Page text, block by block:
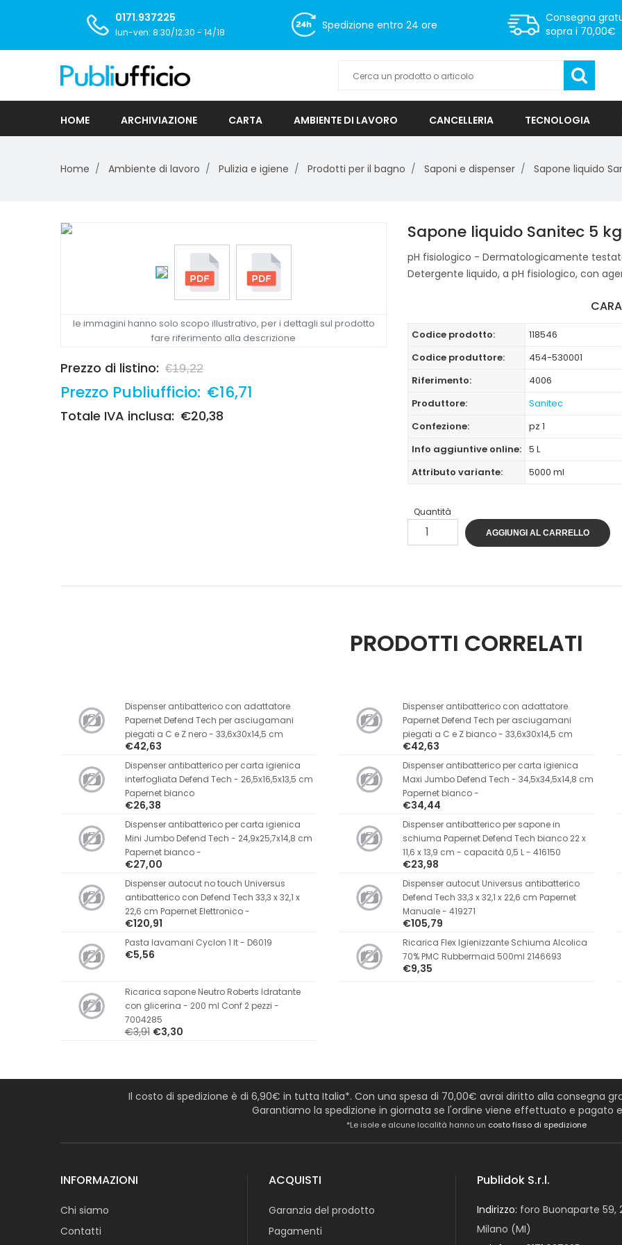
0171.937225
lun-ven: 8:30/12:30 - 14/18
Spedizione entro 24 ore
Consegna
sopra i 70,00€
HOME ARCHIVIAZIONE CARTA AMBIENTE DI LAVORO CANCELLERIA TECNOLOGIA
Home Ambiente di lavoro Pulizia e igiene Prodotti per il bagno Saponi e dispenser Sapone liquido
le immagini hanno solo scopo illustrativo, per i dettagli sul prodotto
fare riferimento alla descrizione
Prezzo di listino: €19,22
Prezzo Publiufficio: €16,71
Totale IVA inclusa: €20,38
Sapone liquido Sanitec 5
pH fisiologico - Dermatologicamente
Detergente liquido, a pH fisiologico, con
Codice prodotto:
118546
Codice produttore:
454-530001
Riferimento:
4006
Produttore:
Sanitec
Confezione:
pz 1
Info aggiuntive online: 5 L
Attributo variante:
5000 ml
Quantità
AGGIUNGI AL CARRELLO
PRODOTTI CORRELATI
Dispenser antibatterico con adattatore
Papernet Defend Tech per asciugamani
piegati a C e Z nero - 33,6x30x14,5 cm
€42,63
Dispenser antibatterico con adattatore
Papernet Defend Tech per asciugamani
piegati a C e Z bianco - 33,6x30x14,5 cm
€42,63
Dispenser antibatterico per carta igienica
interfogliata Defend Tech - 26,5x16,5x13,5 cm
Papernet bianco
€26,38
Dispenser antibatterico per carta igienica
Maxi Jumbo Defend Tech - 34,5x34,5x14,8 cm
Papernet bianco -
€34,44
Dispenser antibatterico per carta igienica
Mini Jumbo Defend Tech - 24,9x25,7x14,8 cm
Papernet bianco -
€27,00
Dispenser antibatterico per sapone in
schiuma Papernet Defend Tech bianco 22 x
11,6 x 13,9 cm - capacità 0,5 L - 416150
€23,98
Dispenser autocut no touch Universus
antibatterico con Defend Tech 33,3 x 32,1 x
22,6 cm Papernet Elettronico -
€120,91
Dispenser autocut Universus antibatterico
Defend Tech 33,3 x 32,1 x 22,6 cm Papernet
Manuale - 419271
€105,79
Pasta lavamani Cyclon 1 lt - D6019
€5,56
Ricarica Flex Igienizzante Schiuma Alcolica
70% PMC Rubbermaid 500ml 2146693
€9,35
Ricarica sapone Neutro Roberts Idratante
con glicerina - 200 ml Conf 2 pezzi -
7004285
€3,91 €3,30
Il costo di spedizione è di 6,90€ in tutta Italia*. Con una spesa di 70,00€ avrai diritto alla consegna
Garantiamo la spedizione in giornata se l'ordine viene effettuato e pagato
*Le isole e alcune località hanno un costo fisso di spedizione
INFORMAZIONI
Chi siamo
Contatti
ACQUISTI
Garanzia del prodotto
Pagamenti
Publidok S.r.l.
Indirizzo: foro Buonaparte 59,
Milano (MI)